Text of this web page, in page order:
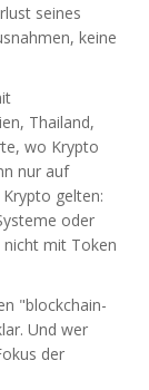
seines
keine
Thailand,
wo Krypto
nur auf
gelten:
oder
nicht mit Token
"blockchain-
Und wer
der